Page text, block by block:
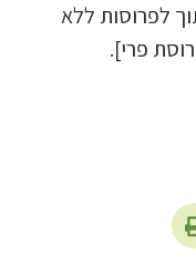
לפרוסות ללא
פרי].